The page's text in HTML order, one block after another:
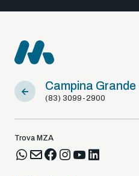
Campina Grande
(83) 3099-2900
Trova MZA